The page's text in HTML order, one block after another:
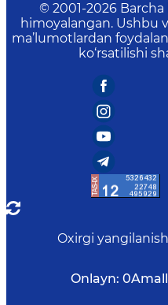
© 2001-2026
himoyalangan. Ushbu
ma’lumotlardan
ko‘rsatilishi
Oxirgi yangilanish
Onlayn: 0